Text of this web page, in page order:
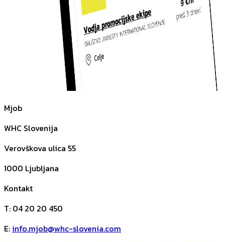
Mjob
WHC Slovenija
Verovškova ulica 55
1000 Ljubljana
Kontakt
T: 04 20 20 450
E: info.mjob@whc-slovenia.com